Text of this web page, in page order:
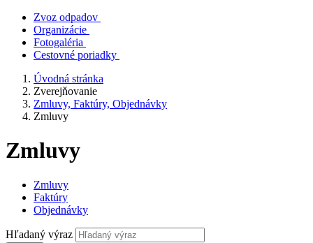
Zvoz odpadov
Organizácie
Fotogaléria
Cestovné poriadky
Úvodná stránka
Zverejňovanie
Zmluvy, Faktúry, Objednávky
Zmluvy
Zmluvy
Zmluvy
Faktúry
Objednávky
Hľadaný výraz